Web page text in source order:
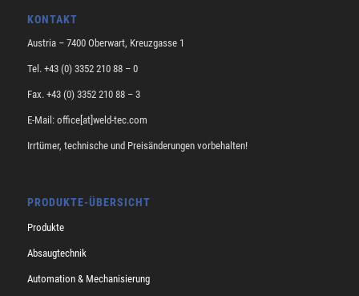
KONTAKT
Austria – 7400 Oberwart, Kreuzgasse 1
Tel. +43 (0) 3352 210 88 – 0
Fax. +43 (0) 3352 210 88 – 3
E-Mail: office[at]weld-tec.com
Irrtümer, technische und Preisänderungen vorbehalten!
PRODUKTE-ÜBERSICHT
Produkte
Absaugtechnik
Automation & Mechanisierung